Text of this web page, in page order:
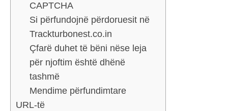
CAPTCHA
Si përfundojnë përdoruesit në
Trackturbonest.co.in
Çfarë duhet të bëni nëse leja
për njoftim është dhënë
tashmë
Mendime përfundimtare
URL-të